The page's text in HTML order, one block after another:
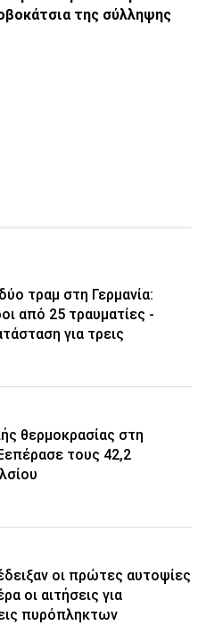
της σύλληψης
τραμ στη Γερμανία:
από 25 τραυματίες -
για τρεις
θερμοκρασίας στη
τους 42,2
οι πρώτες αυτοψίες
οι αιτήσεις για
πυρόπληκτων